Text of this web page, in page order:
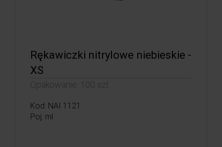
Rękawiczki nitrylowe niebieskie -
XS
Opakowanie: 100 szt.
Kod: NAI 1121
Poj: ml